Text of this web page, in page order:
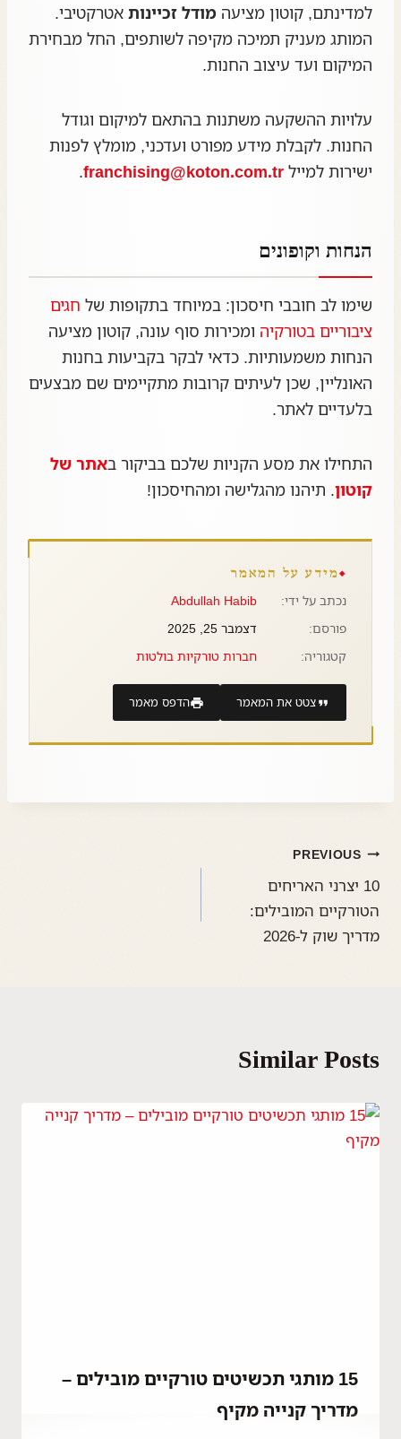
למדינתם, קוטון מציעה מודל זכיינות אטרקטיבי.
המותג מעניק תמיכה מקיפה לשותפים, החל מבחירת
המיקום ועד עיצוב החנות.
עלויות ההשקעה משתנות בהתאם למיקום וגודל
החנות. לקבלת מידע מפורט ועדכני, מומלץ לפנות
ישירות למייל franchising@koton.com.tr
.
הנחות וקופונים
שימו לב חובבי חיסכון: במיוחד בתקופות של חגים
ציבוריים בטורקיה ומכירות סוף עונה, קוטון מציעה
הנחות משמעותיות. כדאי לבקר בקביעות בחנות
האונליין, שכן לעיתים קרובות מתקיימים שם מבצעים
בלעדיים לאתר.
התחילו את מסע הקניות שלכם בביקור באתר של
קוטון. תיהנו מהגלישה ומהחיסכון!
מידע על המאמר
נכתב על ידי:
Abdullah Habib
פורסם:
דצמבר 25, 2025
קטגוריה:
חברות טורקיות בולטות
צטט את המאמר הדפס מאמר
PREVIOUS
10 יצרני האריחים
הטורקיים המובילים:
מדריך שוק ל-2026
Similar Posts
15 מותגי תכשיטים טורקיים מובילים –
מדריך קנייה מקיף